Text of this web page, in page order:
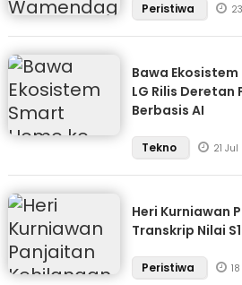
Peristiwa
Bawa
LG Rilis
Berbasis AI
Tekno 21
Heri Kurniawan
Transkrip Nilai
Peristiwa